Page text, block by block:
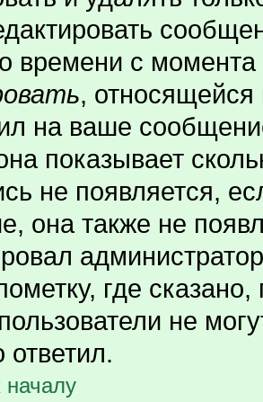
времени с
,
на ваше
показывает
не появляется,
она также не
где
не
ответил.
началу